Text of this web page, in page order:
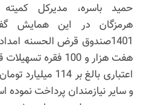
حمید باسره، مدیرکل
هرمزگان در این همایش
1401صندوق قرض الحسنه
هفت هزار و 100 فقره
اعتباری بالغ بر
و سایر نیازمندان پرداخت نموده